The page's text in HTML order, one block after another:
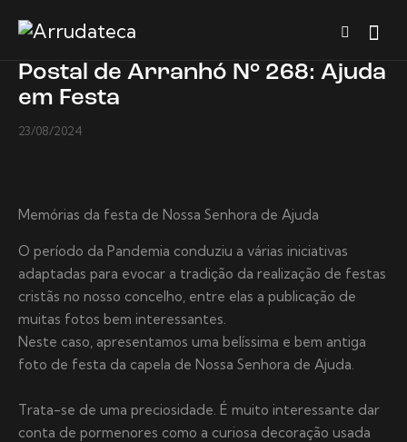
Postal de Arranhó N° 268: Ajuda
em Festa
23/08/2024
Memórias da festa de Nossa Senhora de Ajuda
O período da Pandemia conduziu a várias iniciativas
adaptadas para evocar a tradição da realização de festas
cristãs no nosso concelho, entre elas a publicação de
muitas fotos bem interessantes.
Neste caso, apresentamos uma belíssima e bem antiga
foto de festa da capela de Nossa Senhora de Ajuda.
Trata-se de uma preciosidade. É muito interessante dar
conta de pormenores como a curiosa decoração usada